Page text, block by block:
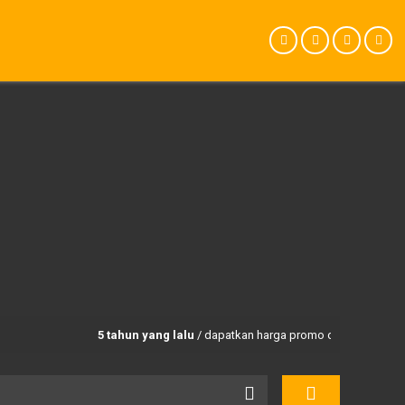
5 tahun yang lalu/ dapatkan harga promo dan paket